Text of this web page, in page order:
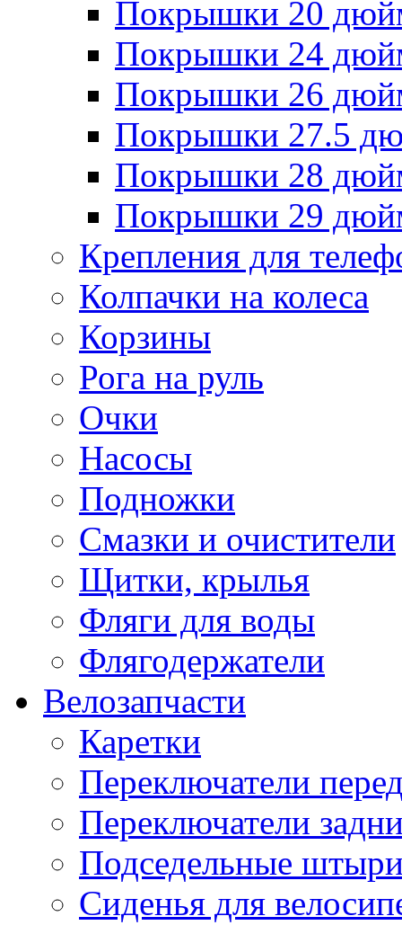
Покрышки 20
Покрышки 24
Покрышки 26
Покрышки 27.5
Покрышки 28
Покрышки 29
Крепления для
Колпачки на колеса
Корзины
Рога на руль
Очки
Насосы
Подножки
Смазки и очистители
Щитки, крылья
Фляги для воды
Флягодержатели
Велозапчасти
Каретки
Переключатели
Переключатели
Подседельные
Сиденья для